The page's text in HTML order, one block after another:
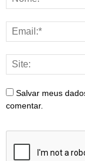
Salvar meus
comentar.